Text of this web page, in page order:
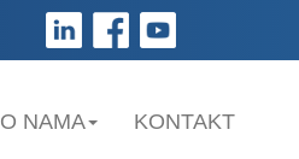
O NAMA KONTAKT